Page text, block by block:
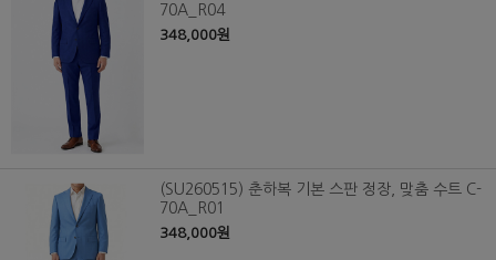
70A_R04
348,000원
(SU260515) 춘하복 기본 스판 정장, 맞춤 수트 C-
70A_R01
348,000원